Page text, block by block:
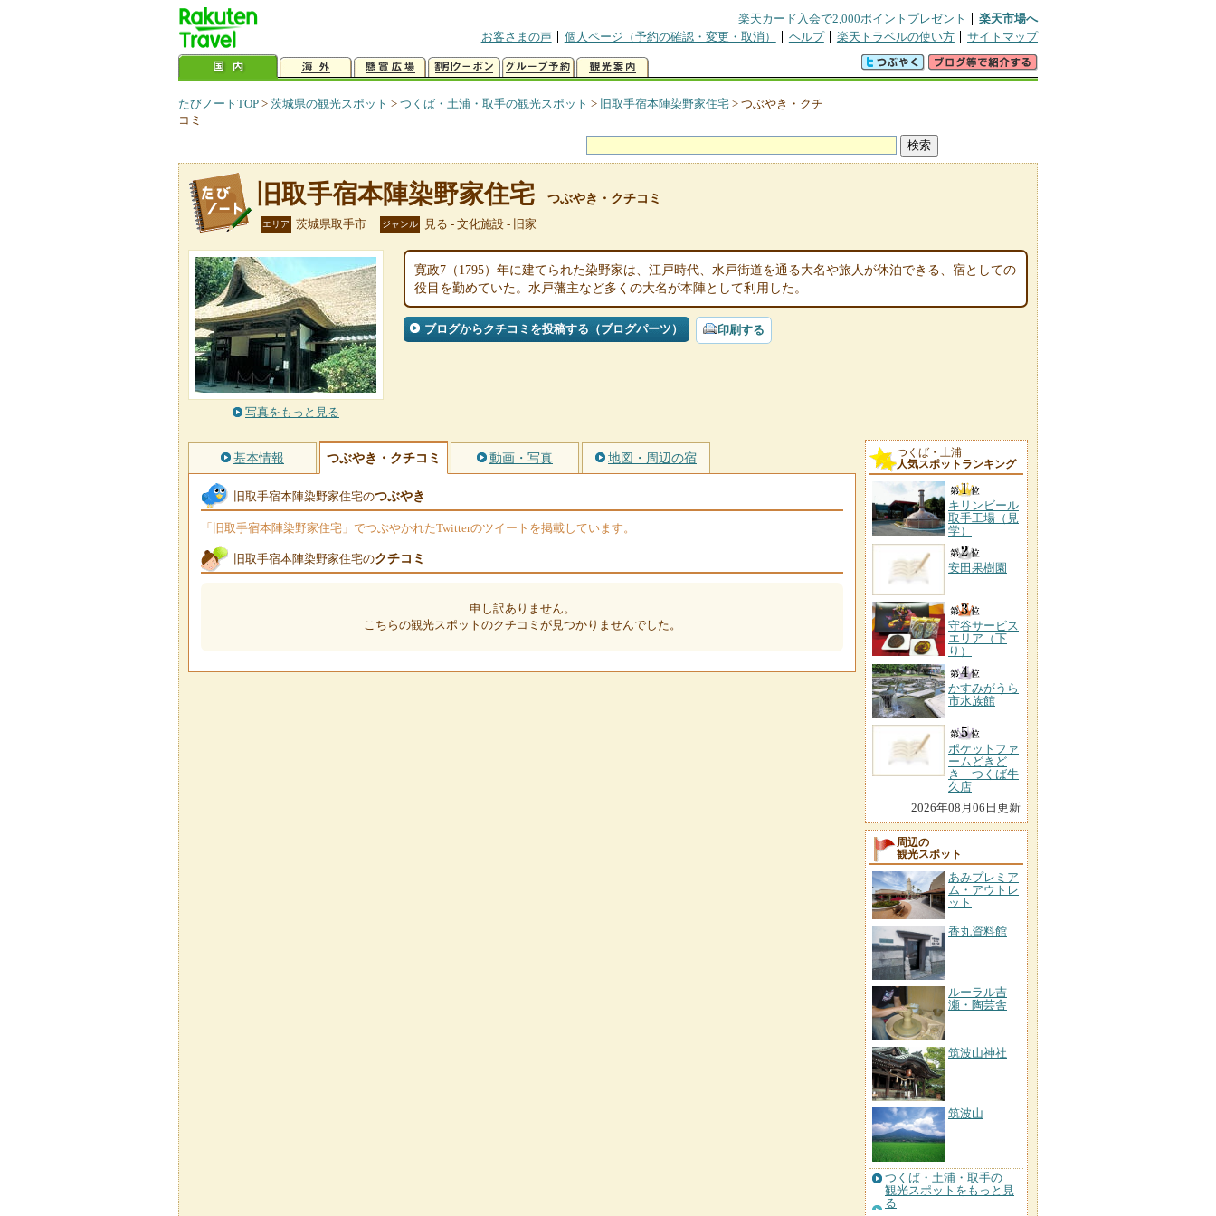
楽天カード入会で2,000ポイントプレゼント
楽天市場へ
お客さまの声
個人ページ（予約の確認・変更・取消） ヘルプ 楽天トラベルの使い方 サイトマップ
たびノートTOP > 茨城県の観光スポット > つくば・土浦・取手の観光スポット > 旧取手宿本陣染野家住宅 > つぶやき・クチ
コミ
旧取手宿本陣染野家住宅 つぶやき・クチコミ
エリア 茨城県取手市 ジャンル 見る - 文化施設 - 旧家
写真をもっと見る
寛政7（1795）年に建てられた染野家は、江戸時代、水戸街道を通る大名や旅人が休泊できる、宿としての
役目を勤めていた。水戸藩主など多くの大名が本陣として利用した。
ブログからクチコミを投稿する（ブログパーツ） 印刷する
基本情報 つぶやき・クチコミ 動画・写真 地図・周辺の宿
旧取手宿本陣染野家住宅のつぶやき
「旧取手宿本陣染野家住宅」でつぶやかれたTwitterのツイートを掲載しています。
旧取手宿本陣染野家住宅のクチコミ
申し訳ありません。
こちらの観光スポットのクチコミが見つかりませんでした。
つくば・土浦
人気スポットランキング
キリンビール
取手工場（見
学）
安田果樹園
守谷サービス
エリア（下
り）
かすみがうら
市水族館
ポケットファ
ームどきど
き つくば牛
久店
2026年08月06日更新
周辺の
観光スポット
あみプレミア
ム・アウトレ
ット
香丸資料館
ルーラル吉
瀬・陶芸舎
筑波山神社
筑波山
つくば・土浦・取手の
観光スポットをもっと見
る